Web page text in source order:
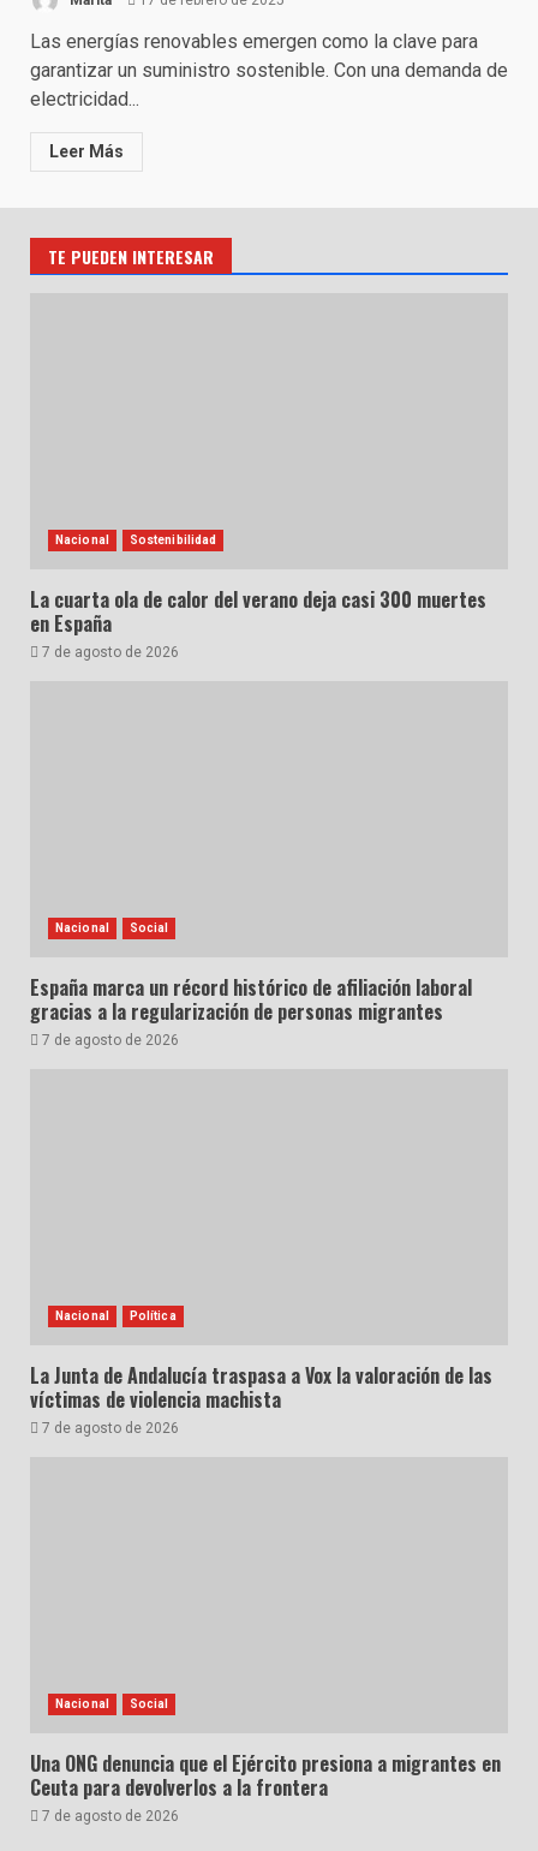
Las energías renovables emergen como la clave para
garantizar un suministro sostenible. Con una demanda de
electricidad...
Leer Más
TE PUEDEN INTERESAR
Nacional Sostenibilidad
La cuarta ola de calor del verano deja casi 300 muertes
en España
7 de agosto de 2026
Nacional Social
España marca un récord histórico de afiliación laboral
gracias a la regularización de personas migrantes
7 de agosto de 2026
Nacional Política
La Junta de Andalucía traspasa a Vox la valoración de las
víctimas de violencia machista
7 de agosto de 2026
Nacional Social
Una ONG denuncia que el Ejército presiona a migrantes en
Ceuta para devolverlos a la frontera
7 de agosto de 2026